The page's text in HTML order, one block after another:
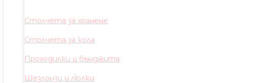
Столчета за хранене
Столчета за кола
Проходилки и бънджита
Шезлонзи и люлки